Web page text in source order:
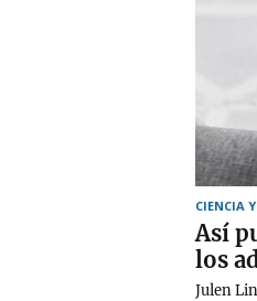
CIENCIA
Así
los
Julen